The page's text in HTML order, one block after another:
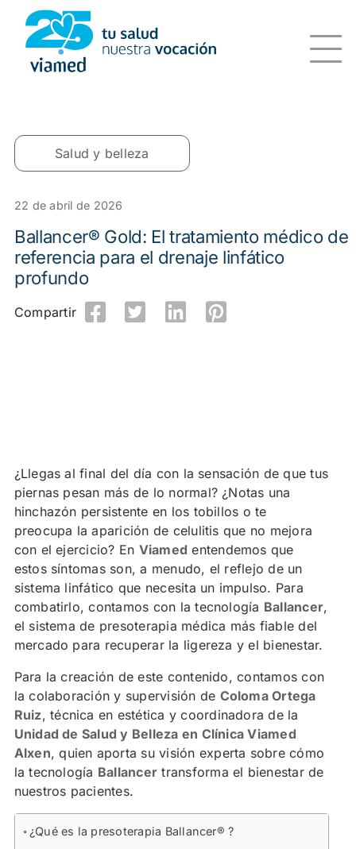
Saltar
contenido
Salud y belleza
22 de abril de 2026
Ballancer® Gold: El tratamiento médico de
referencia para el drenaje linfático
profundo
Compartir
¿Llegas al final del día con la sensación de que tus
piernas pesan más de lo normal? ¿Notas una
hinchazón persistente en los tobillos o te
preocupa la aparición de celulitis que no mejora
con el ejercicio? En Viamed entendemos que
estos síntomas son, a menudo, el reflejo de un
sistema linfático que necesita un impulso. Para
combatirlo, contamos con la tecnología Ballancer,
el sistema de presoterapia médica más fiable del
mercado para recuperar la ligereza y el bienestar.
Para la creación de este contenido, contamos con
la colaboración y supervisión de Coloma Ortega
Ruiz, técnica en estética y coordinadora de la
Unidad de Salud y Belleza en Clínica Viamed
Alxen, quien aporta su visión experta sobre cómo
la tecnología Ballancer transforma el bienestar de
nuestros pacientes.
Contenidos
¿Qué es la presoterapia Ballancer® ?